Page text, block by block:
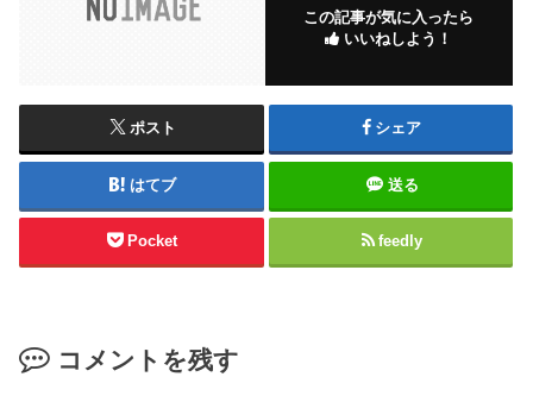
この記事が気に入ったら
いいねしよう！
ポスト シェア
はてブ 送る
Pocket feedly
コメントを残す